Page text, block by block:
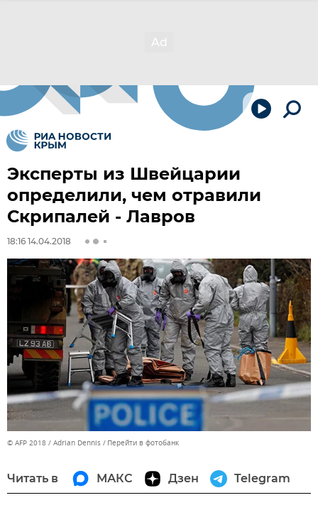
Эксперты из Швейцарии
определили, чем отравили
Скрипалей - Лавров
18:16 14.04.2018
© AFP 2018 / Adrian Dennis Перейти в фотобанк
Читать в МАКС Дзен Telegram